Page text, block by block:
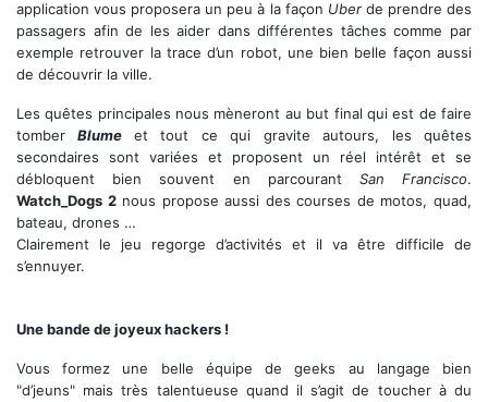
application vous proposera un peu à la façon Uber de prendre des
passagers afin de les aider dans différentes tâches comme par
exemple retrouver la trace d’un robot, une bien belle façon aussi
de découvrir la ville.
Les quêtes principales nous mèneront au but final qui est de faire
tomberBlume et tout ce qui gravite autours, les quêtes
secondaires sont variées et proposent un réel intérêt et se
débloquent bien souvent en parcourant San Francisco.
Watch_Dogs 2nous propose aussi des courses de motos, quad,
bateau, drones …
Clairement le jeu regorge d’activités et il va être difficile de
s’ennuyer.
Une bande de joyeux hackers !
Vous formez une belle équipe de geeks au langage bien
"d’jeuns" mais très talentueuse quand il s’agit de toucher à du